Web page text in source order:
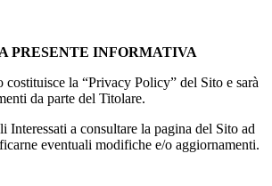
PRESENTE INFORMATIVA
costituisce la “Privacy Policy” del Sito e sarà
da parte del Titolare.
Interessati a consultare la pagina del Sito ad
eventuali modifiche e/o aggiornamenti.